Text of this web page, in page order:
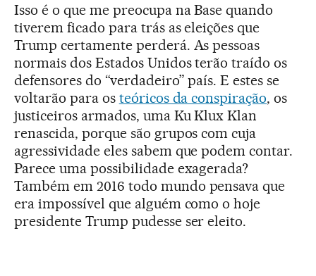
Isso é o que me preocupa na Base quando
tiverem ficado para trás as eleições que
Trump certamente perderá. As pessoas
normais dos Estados Unidos terão traído os
defensores do “verdadeiro” país. E estes se
voltarão para os teóricos da conspiração, os
justiceiros armados, uma Ku Klux Klan
renascida, porque são grupos com cuja
agressividade eles sabem que podem contar.
Parece uma possibilidade exagerada?
Também em 2016 todo mundo pensava que
era impossível que alguém como o hoje
presidente Trump pudesse ser eleito.